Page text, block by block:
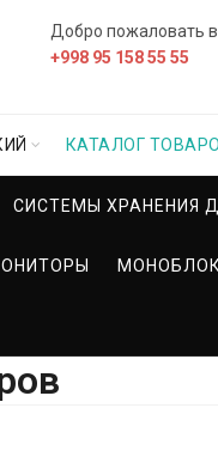
Добро пожаловать в
+998 95 158 55 55
КАТАЛОГ
СИСТЕМЫ ХРАНЕНИЯ